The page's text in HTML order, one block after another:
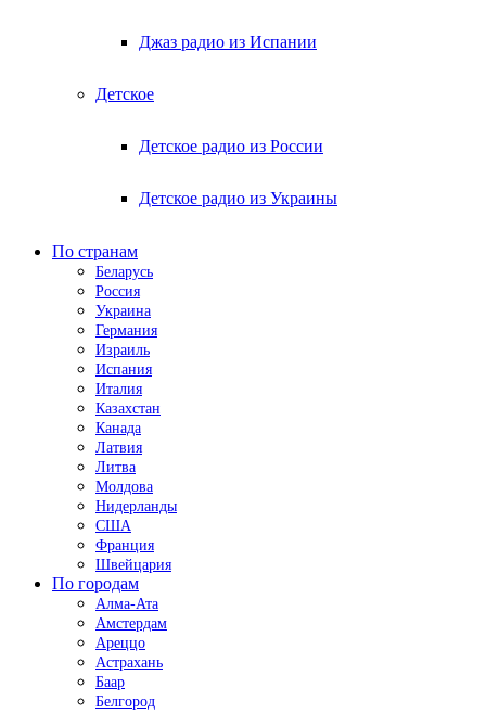
Джаз радио из Испании
Детское
Детское радио из России
Детское радио из Украины
По странам
Беларусь
Россия
Украина
Германия
Израиль
Испания
Италия
Казахстан
Канада
Латвия
Литва
Молдова
Нидерланды
США
Франция
Швейцария
По городам
Алма-Ата
Амстердам
Ареццо
Астрахань
Баар
Белгород